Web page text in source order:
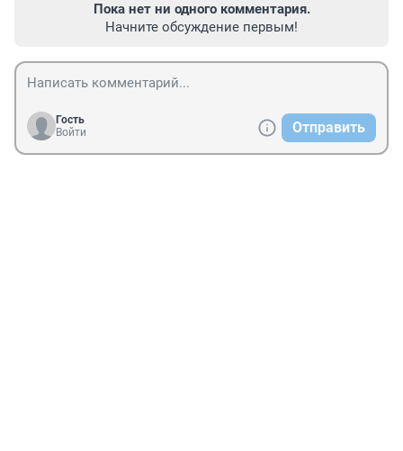
Пока нет ни одного комментария.
Начните обсуждение первым!
Гость
Войти
Отправить